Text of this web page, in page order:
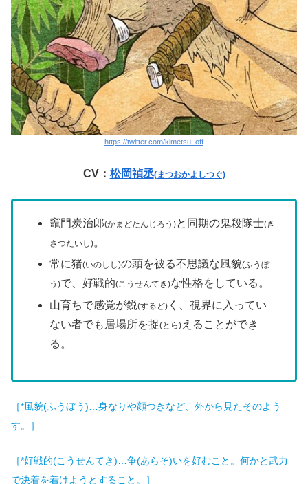
https://twitter.com/kimetsu_off
CV： 松岡禎丞(まつおかよしつぐ)
竈門炭治郎(かまどたんじろう)と同期の鬼殺隊士(き
さつたいし)。
常に猪(いのしし)の頭を被る不思議な風貌(ふうぼ
う)で、好戦的(こうせんてき)な性格をしている。
山育ちで感覚が鋭(するど) く、視界に入ってい
ない者でも居場所を捉(とら) えることができ
る。
［*風貌(ふうぼう)…身なりや顔つきなど、外から見たそのよう
す。］
［*好戦的(こうせんてき)…争(あらそ)いを好むこと。何かと武力
で決着を着けようとすること。］